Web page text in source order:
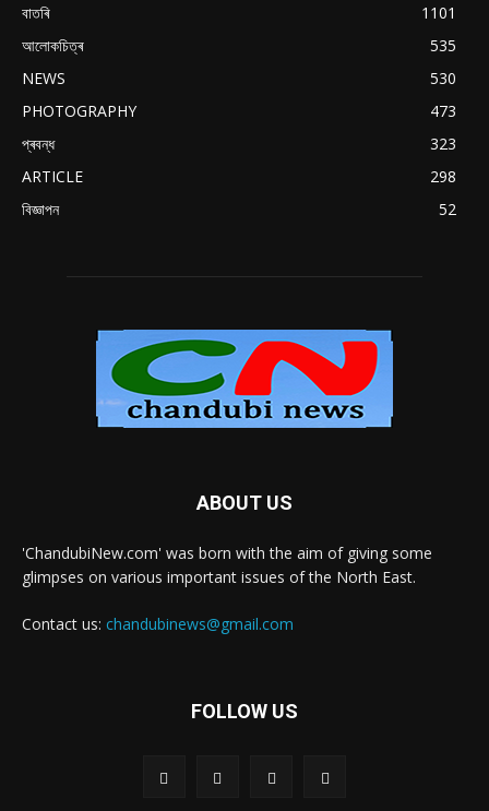
বাতৰি
1101
আলোকচিত্ৰ
535
NEWS
530
PHOTOGRAPHY
473
প্ৰবন্ধ
323
ARTICLE
298
বিজ্ঞাপন
52
ABOUT US
'ChandubiNew.com' was born with the aim of giving some
glimpses on various important issues of the North East.
Contact us: chandubinews@gmail.com
FOLLOW US